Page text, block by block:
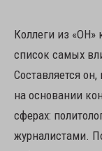
Коллеги из
список самых
Составляется
на основании
сферах:
журналистами.